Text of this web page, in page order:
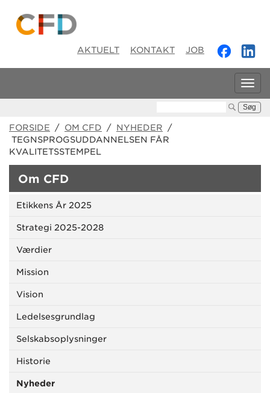
AKTUELT KONTAKT JOB
FORSIDE / OM CFD / NYHEDER /
TEGNSPROGSUDDANNELSEN FÅR
KVALITETSSTEMPEL
Om CFD
Etikkens År 2025
Strategi 2025-2028
Værdier
Mission
Vision
Ledelsesgrundlag
Selskabsoplysninger
Historie
Nyheder